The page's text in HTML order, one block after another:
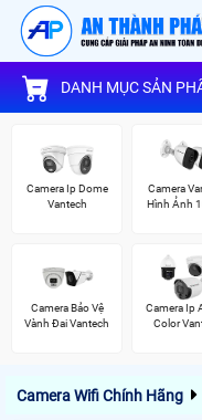
DANH MỤC SẢN
Camera Ip Dome
Vantech
Camera
Hình Ảnh
Camera Bảo Vệ
Vành Đai Vantech
Camera Ip
Color
Camera Wifi Chính Hãng